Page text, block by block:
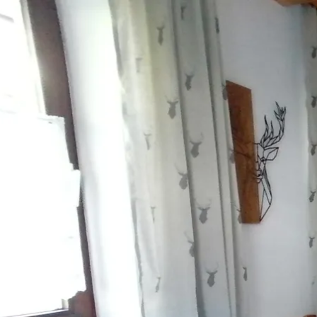
Wandern & Gipfelglück
Radfahren &
Mountainbiken
Chiemsee &
Aktivitäten für die Familie
Winter
Golfen
Leben &
&